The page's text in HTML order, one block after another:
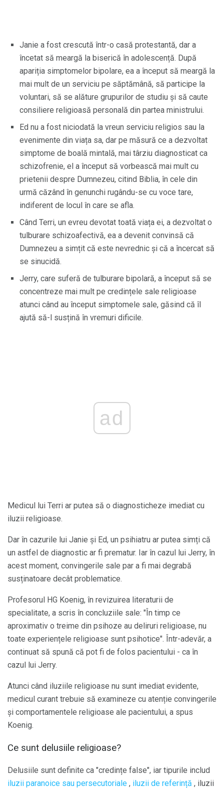
Janie a fost crescută într-o casă protestantă, dar a
încetat să meargă la biserică în adolescență. După
apariția simptomelor bipolare, ea a început să meargă la
mai mult de un serviciu pe săptămână, să participe la
voluntari, să se alăture grupurilor de studiu și să caute
consiliere religioasă personală din partea ministrului.
Ed nu a fost niciodată la vreun serviciu religios sau la
evenimente din viața sa, dar pe măsură ce a dezvoltat
simptome de boală mintală, mai târziu diagnosticat ca
schizofrenie, el a început să vorbească mai mult cu
prietenii despre Dumnezeu, citind Biblia, în cele din
urmă căzând în genunchi rugându-se cu voce tare,
indiferent de locul în care se afla.
Când Terri, un evreu devotat toată viața ei, a dezvoltat o
tulburare schizoafectivă, ea a devenit convinsă că
Dumnezeu a simțit că este nevrednic și că a încercat să
se sinucidă.
Jerry, care suferă de tulburare bipolară, a început să se
concentreze mai mult pe credințele sale religioase
atunci când au început simptomele sale, găsind că îl
ajută să-l susțină în vremuri dificile.
ad
Medicul lui Terri ar putea să o diagnosticheze imediat cu
iluzii religioase.
Dar în cazurile lui Janie și Ed, un psihiatru ar putea simți că
un astfel de diagnostic ar fi prematur. Iar în cazul lui Jerry, în
acest moment, convingerile sale par a fi mai degrabă
susținatoare decât problematice.
Profesorul HG Koenig, în revizuirea literaturii de
specialitate, a scris în concluziile sale: "În timp ce
aproximativ o treime din psihoze au deliruri religioase, nu
toate experiențele religioase sunt psihotice". Într-adevăr, a
continuat să spună că pot fi de folos pacientului - ca în
cazul lui Jerry.
Atunci când iluziile religioase nu sunt imediat evidente,
medicul curant trebuie să examineze cu atenție convingerile
și comportamentele religioase ale pacientului, a spus
Koenig.
Ce sunt delusiile religioase?
Delusiile sunt definite ca "credințe false", iar tipurile includ
iluzii paranoice sau persecutoriale , iluzii de referință , iluzii